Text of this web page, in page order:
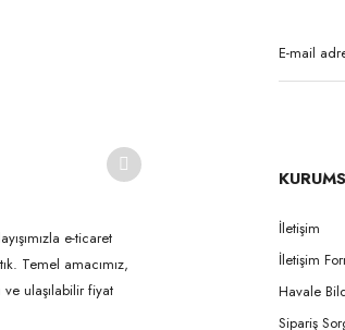
e-ticaret
Temel amacımız,
ulaşılabilir fiyat
İletişim
İletişim
Havale
Sipariş